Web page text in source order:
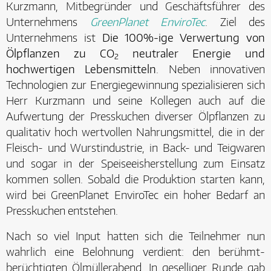
Kurzmann, Mitbegründer und Geschäftsführer des
Unternehmens
GreenPlanet EnviroTec. Ziel des
Unternehmens ist Die 100%-ige Verwertung von
Ölpflanzen zu CO2
neutraler Energie und
hochwertigen Lebensmitteln . Neben innovativen
Technologien zur Energiegewinnung spezialisieren sich
Herr Kurzmann und seine Kollegen auch auf die
Aufwertung der Presskuchen diverser Ölpflanzen zu
qualitativ hoch wertvollen Nahrungsmittel, die in der
Fleisch- und Wurstindustrie, in Back- und Teigwaren
und sogar in der Speiseeisherstellung zum Einsatz
kommen sollen. Sobald die Produktion starten kann,
wird bei GreenPlanet EnviroTec ein hoher Bedarf an
Presskuchen entstehen.
Nach so viel Input hatten sich die Teilnehmer nun
wahrlich eine Belohnung verdient: den berühmt-
berüchtigten Ölmüllerabend. In geselliger Runde gab